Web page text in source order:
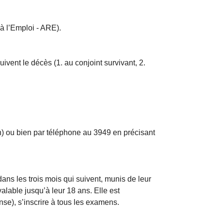
l’Emploi - ARE).
le décès (1. au conjoint survivant, 2.
ou bien par téléphone au 3949 en précisant
les trois mois qui suivent, munis de leur
jusqu’à leur 18 ans. Elle est
s’inscrire à tous les examens.